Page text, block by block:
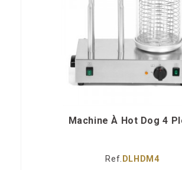
Machine À Hot Dog 4
Ref. DLHDM4